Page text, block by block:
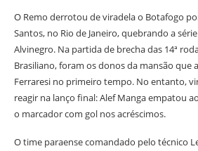
O Remo derrotou de viradela o Botafogo
Santos, no Rio de Janeiro, quebrando a
Alvinegro. Na partida de brecha das 14ª
Brasiliano, foram os donos da mansão que
Ferraresi no primeiro tempo. No entanto,
reagir na lanço final: Alef Manga empatou
o marcador com gol nos acréscimos.
O time paraense comandado pelo técnico